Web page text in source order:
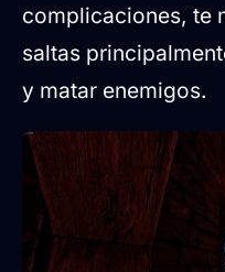
complicaciones, te
saltas
y matar enemigos.